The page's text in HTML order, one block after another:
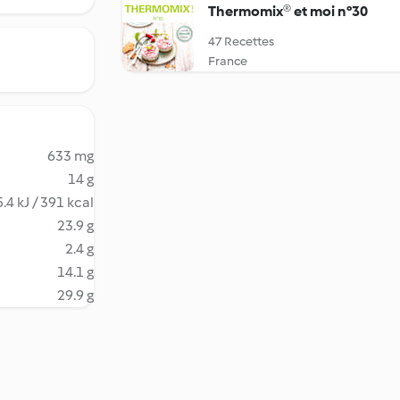
633 mg
14 g
kJ / 391 kcal
23.9 g
2.4 g
14.1 g
29.9 g
Thermomix® et moi n°30
47 Recettes
France